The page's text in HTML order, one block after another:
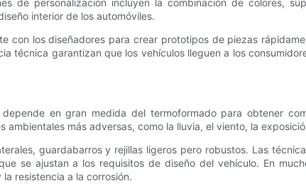
de personalización incluyen la combinación de colores,
interior de los automóviles.
con los diseñadores para crear prototipos de piezas
garantizan que los vehículos lleguen a los
en gran medida del termoformado para obtener
más adversas, como la lluvia, el viento, la
guardabarros y rejillas ligeros pero robustos. Las
se ajustan a los requisitos de diseño del vehículo. En
resistencia a la corrosión.